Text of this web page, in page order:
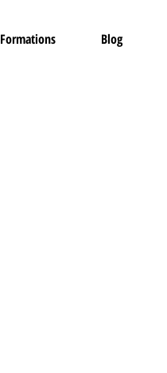
Formations Blog